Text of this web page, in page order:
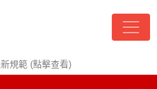
規範 (點擊查看)